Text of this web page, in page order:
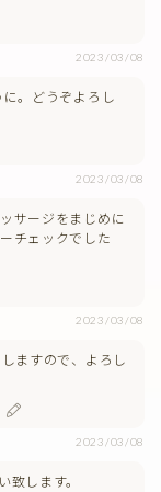
2023/03/08
。どうぞよろし
2023/03/08
サージをまじめに
チェックでした
2023/03/08
ますので、よろし
2023/03/08
致します。